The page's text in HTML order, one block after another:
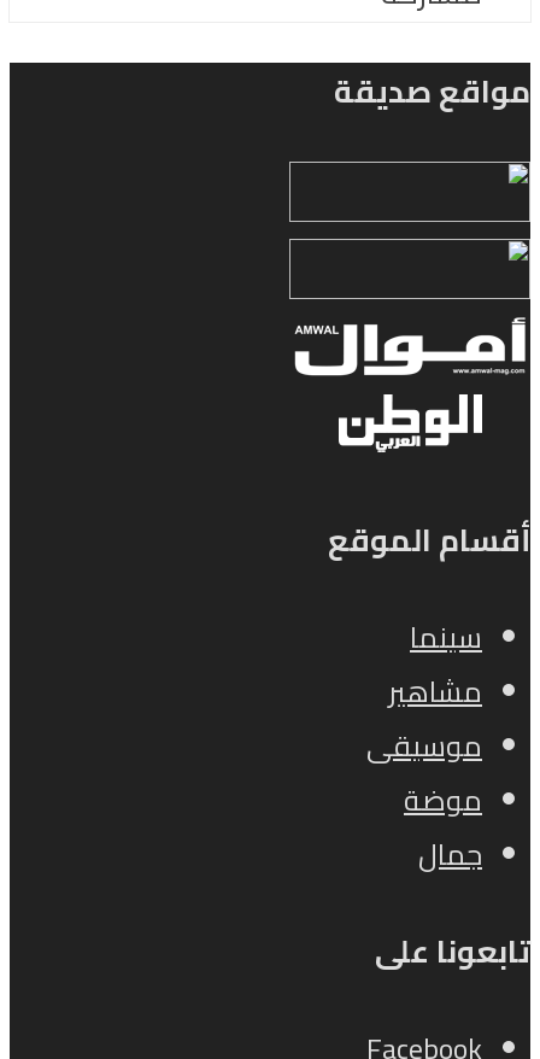
مواقع صديقة
أقسام الموقع
سينما
مشاهير
موسيقى
موضة
جمال
تابعونا على